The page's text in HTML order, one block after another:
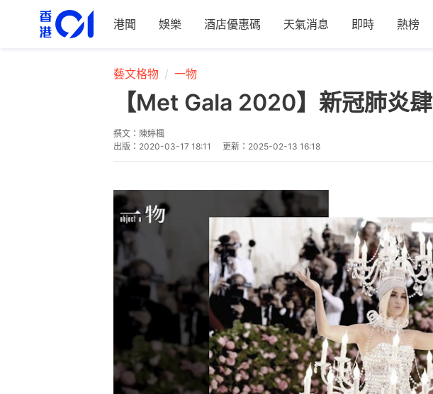
港聞 娛樂 酒店優惠碼 天氣消息 即時 熱榜
藝文格物 一物
【Met Gala 2020】新冠肺炎
撰文： 陳婷楓
出版： 2020-03-17 18:11 更新： 2025-02-13 16:18